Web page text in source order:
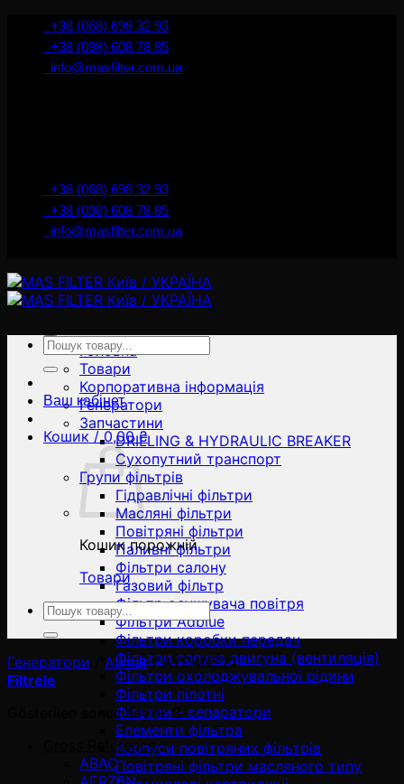
İçeriğe+38 (068) 698 32 93
+38 (098) 608 78 85
info@masfilter.com.ua
+38 (068) 698 32 93
+38 (098) 608 78 85
info@masfilter.com.ua
Головна
Товари
Корпоративна інформація
Генератори
Запчастини
DRILLING & HYDRAULIC BREAKER
Сухопутний транспорт
Групи фільтрів
Гідравлічні фільтри
Масляні фільтри
Повітряні фільтри
Паливні фільтри
Фільтри салону
Газовий фільтр
Фільтр осушувача повітря
Фільтри Adblue
Фільтри коробки передач
Фільтри сапуна двигуна (вентиляція)
Фільтри охолоджувальної рідини
Фільтри пілотні
Фільтри - сепаратори
Елементи фільтра
Корпуси повітряних фільтрів
Повітряні фільтри масляного типу
Ara:
Ваш кабінет
Кошик /0,00₴
Кошик порожній
Товари
Ara:
Генератори Alimar /AYD4NS21
Filtrele
Gösterilen sonuç sayısı: 3
Cross Reference
ABAC